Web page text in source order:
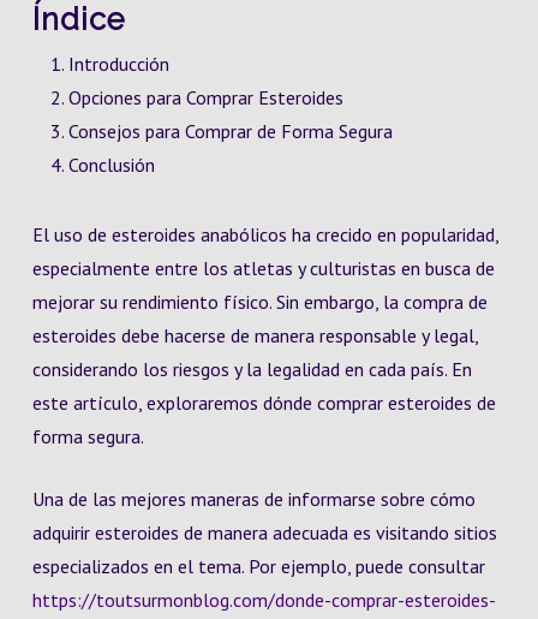
Índice
Introducción
Opciones para Comprar Esteroides
Consejos para Comprar de Forma Segura
Conclusión
El uso de esteroides anabólicos ha crecido en popularidad,
especialmente entre los atletas y culturistas en busca de
mejorar su rendimiento físico. Sin embargo, la compra de
esteroides debe hacerse de manera responsable y legal,
considerando los riesgos y la legalidad en cada país. En
este artículo, exploraremos dónde comprar esteroides de
forma segura.
Una de las mejores maneras de informarse sobre cómo
adquirir esteroides de manera adecuada es visitando sitios
especializados en el tema. Por ejemplo, puede consultar
https://toutsurmonblog.com/donde-comprar-esteroides-